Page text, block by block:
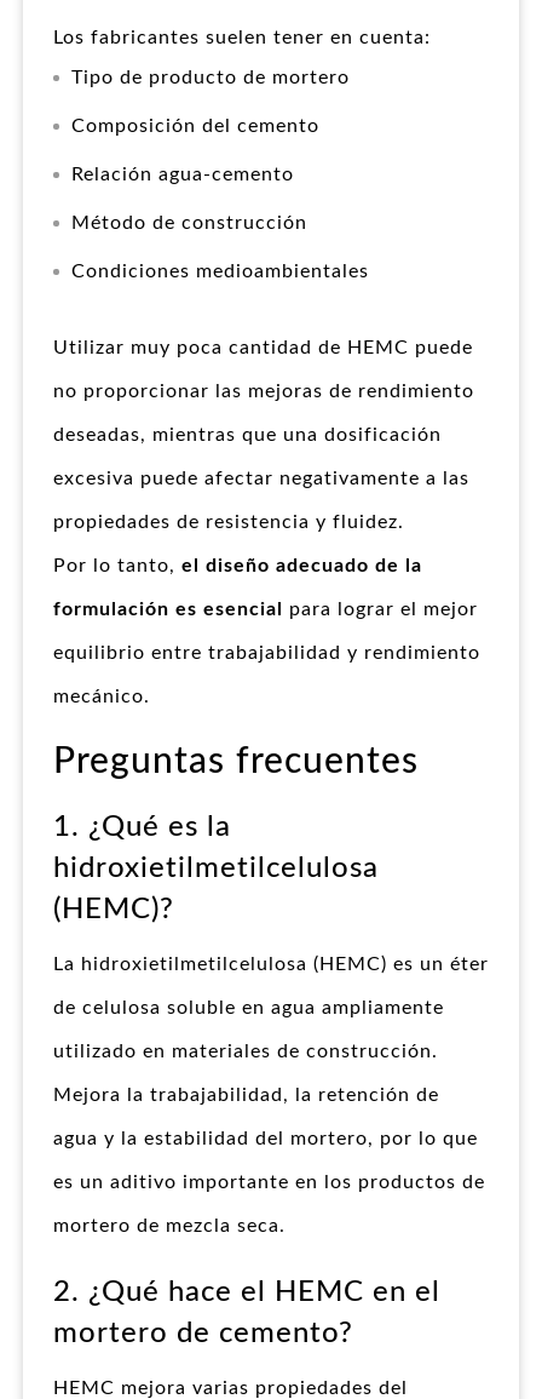
Los fabricantes suelen tener en cuenta:
Tipo de producto de mortero
Composición del cemento
Relación agua-cemento
Método de construcción
Condiciones medioambientales
Utilizar muy poca cantidad de HEMC puede
no proporcionar las mejoras de rendimiento
deseadas, mientras que una dosificación
excesiva puede afectar negativamente a las
propiedades de resistencia y fluidez.
Por lo tanto, el diseño adecuado de la
formulación es esencial para lograr el mejor
equilibrio entre trabajabilidad y rendimiento
mecánico.
Preguntas frecuentes
1. ¿Qué es la
hidroxietilmetilcelulosa
(HEMC)?
La hidroxietilmetilcelulosa (HEMC) es un éter
de celulosa soluble en agua ampliamente
utilizado en materiales de construcción.
Mejora la trabajabilidad, la retención de
agua y la estabilidad del mortero, por lo que
es un aditivo importante en los productos de
mortero de mezcla seca.
2. ¿Qué hace el HEMC en el
mortero de cemento?
HEMC mejora varias propiedades del